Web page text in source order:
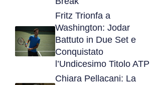
Fritz Trionfa a
Washington: Jodar
Battuto in Due Set e
Conquistato
l’Undicesimo Titolo ATP
Chiara Pellacani: La